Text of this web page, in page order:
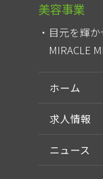
美容事業
目元を輝
MIRACLE
ホーム
求人情報
ニュース